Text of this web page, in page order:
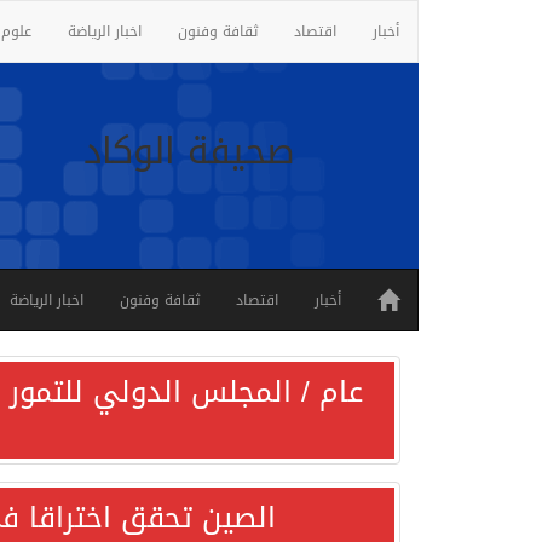
أخبار اقتصاد ثقافة وفنون اخبار الرياضة
صحيفة الوكاد
أخبار اقتصاد ثقافة وفنون اخبار الرياضة
عام / المجلس الدولي للتمور
الصين تحقق اختراقا